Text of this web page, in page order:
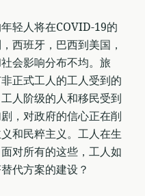
轻人将在COVID-19的
西班牙，巴西到美国，
会影响分布不均。旅
正式工人的工人受到的
人阶级的人和移民受到
，对政府的信心正在削
和民粹主义。工人在生
对所有的这些，工人如
代方案的建设？